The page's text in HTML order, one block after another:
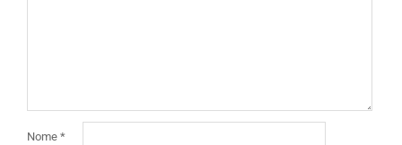
Nome *